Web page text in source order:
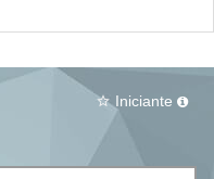
star_border Iniciante